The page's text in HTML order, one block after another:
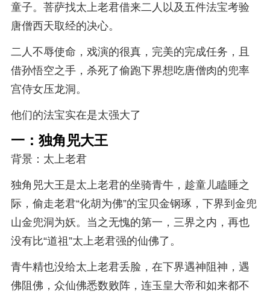
童子。菩萨找太上老君借来二人以及五件法宝考验
唐僧西天取经的决心。
二人不辱使命，戏演的很真，完美的完成任务，且
借孙悟空之手，杀死了偷跑下界想吃唐僧肉的兜率
宫侍女压龙洞。
他们的法宝实在是太强大了
一：独角兕大王
背景：太上老君
独角兕大王是太上老君的坐骑青牛，趁童儿瞌睡之
际，偷走老君“化胡为佛”的宝贝金钢琢，下界到金兜
山金兜洞为妖。当之无愧的第一，三界之内，再也
没有比“道祖”太上老君强的仙佛了。
青牛精也没给太上老君丢脸，在下界遇神阻神，遇
佛阻佛，众仙佛悉数败阵，连玉皇大帝和如来都不